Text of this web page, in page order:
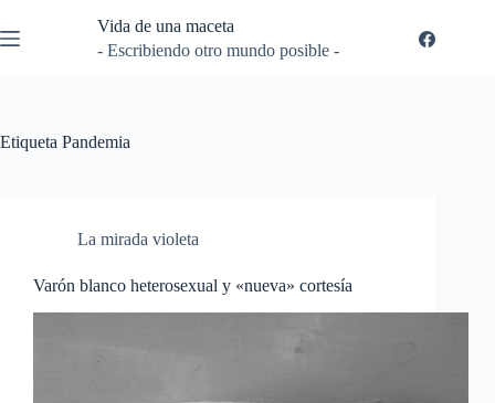
al
contenido
Vida de una maceta
- Escribiendo otro mundo posible -
Etiqueta Pandemia
La mirada violeta
Varón blanco heterosexual y «nueva» cortesía